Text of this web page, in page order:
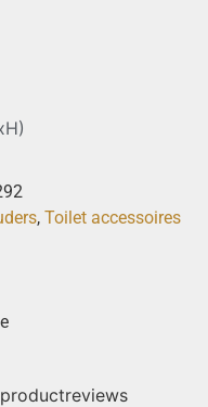
, Toilet accessoires